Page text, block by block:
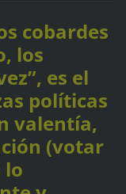
cobardes
los
es el
políticas
valentía,
(votar
lo